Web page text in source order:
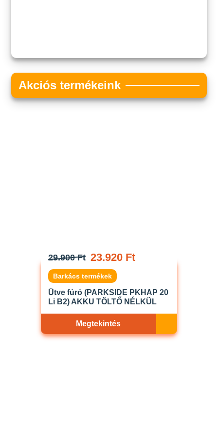
Akciós termékeink
29.900 Ft 23.920 Ft
Barkács termékek
Ütve fúró (PARKSIDE PKHAP 20
Li B2) AKKU TÖLTŐ NÉLKÜL
Megtekintés